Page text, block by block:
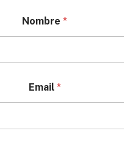
Nombre *
Email *